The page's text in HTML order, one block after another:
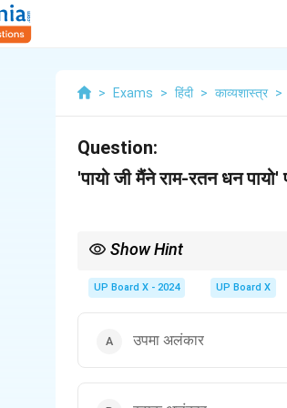
> Exams > हिंदी > काव्यशास्त्र >
Question:
'पायो जी मैंने राम-रतन धन
Show Hint
'राम-रतन-धन' का अर्थ है 'राम-रतन रूपी धन'।
UP Board X - 2024 UP Board X
उपमा अलंकार